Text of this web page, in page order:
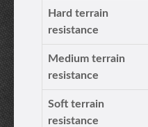
Hard terrain
resistance
Medium terrain
resistance
Soft terrain
resistance